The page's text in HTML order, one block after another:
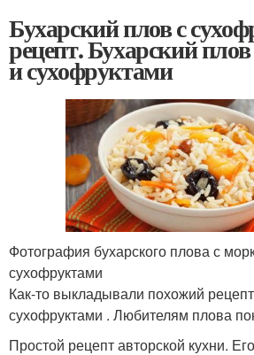
Бухарский плов с
рецепт. Бухарский
и сухофруктами
Фотография бухарского плова с
сухофруктами
Как-то выкладывали похожий
сухофруктами . Любителям плова
Простой рецепт авторской кухни.